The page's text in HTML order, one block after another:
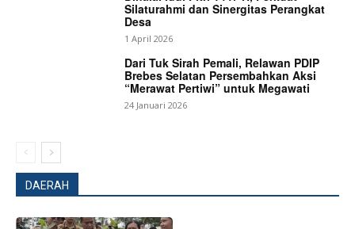
Silaturahmi dan Sinergitas Perangkat
Desa
1 April 2026
Dari Tuk Sirah Pemali, Relawan PDIP
Brebes Selatan Persembahkan Aksi
“Merawat Pertiwi” untuk Megawati
24 Januari 2026
DAERAH